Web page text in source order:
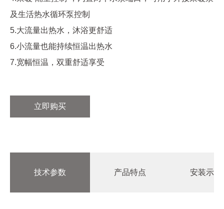
及生活热水循环泵控制
5.大流量出热水，沐浴更舒适
6.小流量也能持续恒温出热水
7.宽幅恒温，双重舒适享受
立即购买
技术参数 产品特点 安装示意